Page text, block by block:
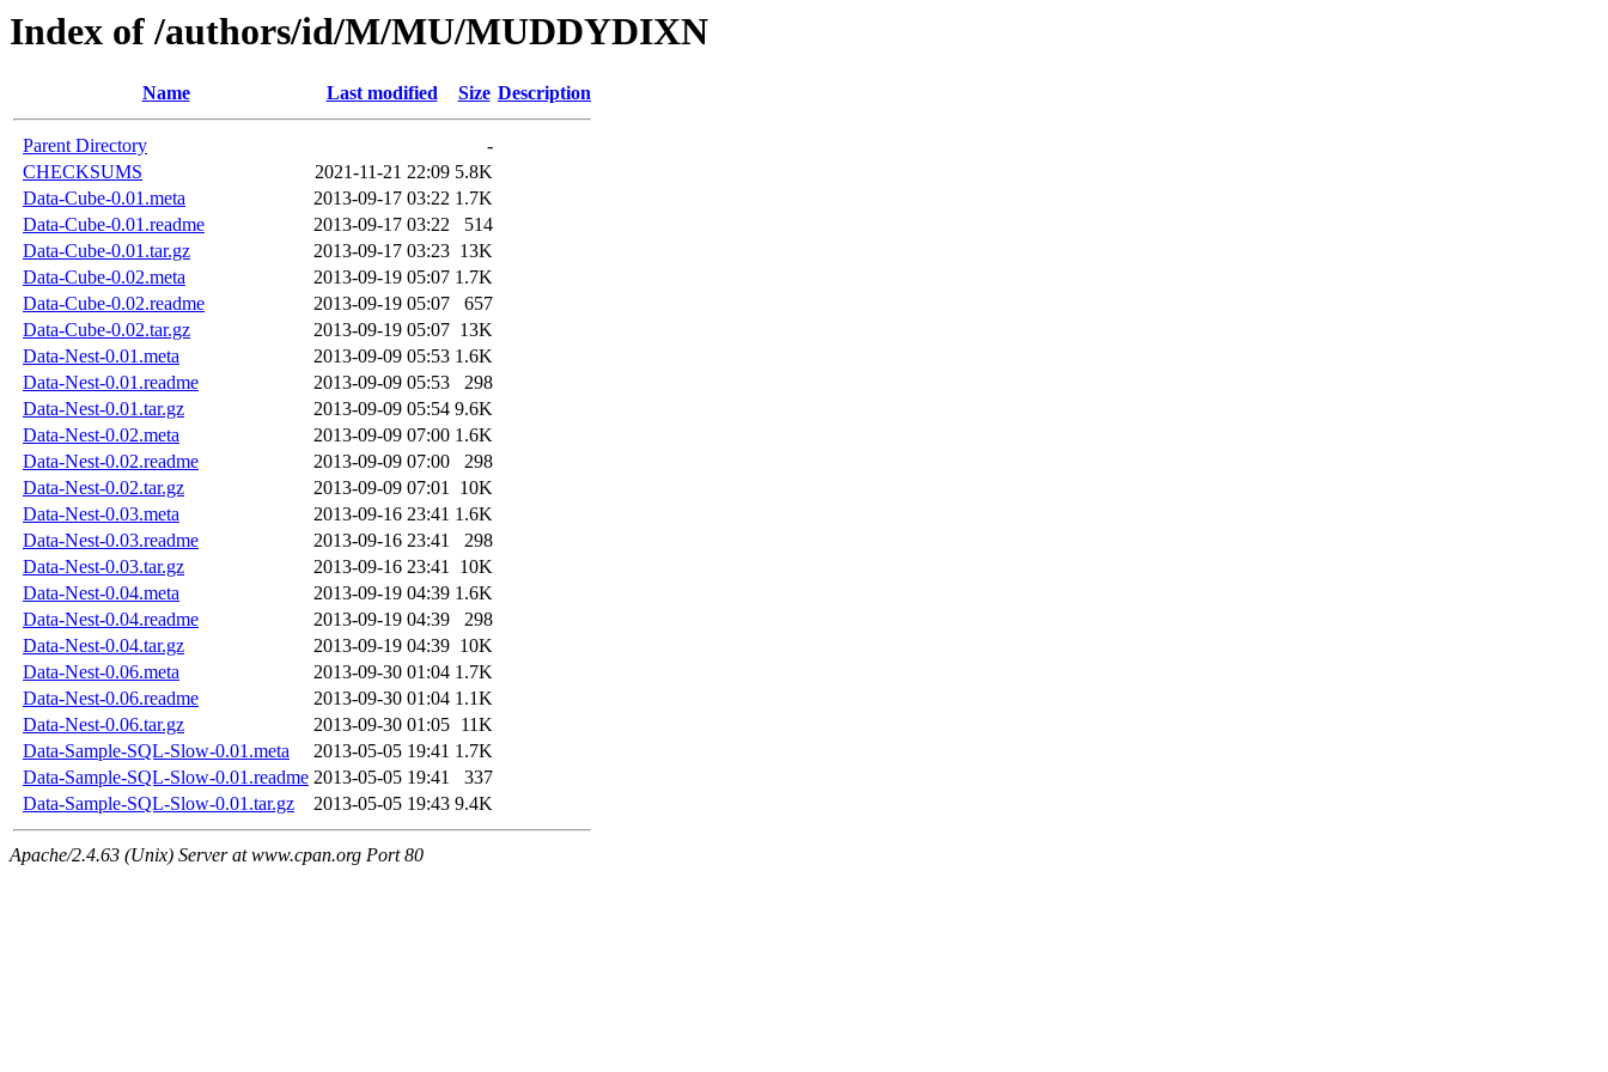
Index of /authors/id/M/MU/MUDDYDIXN
Name Last modified Size Description
Parent Directory
-
CHECKSUMS
2021-11-21 22:09 5.8K
Data-Cube-0.01.meta
2013-09-17 03:22 1.7K
Data-Cube-0.01.readme
2013-09-17 03:22
514
Data-Cube-0.01.tar.gz
2013-09-17 03:23 13K
Data-Cube-0.02.meta
2013-09-19 05:07 1.7K
Data-Cube-0.02.readme
2013-09-19 05:07
657
Data-Cube-0.02.tar.gz
2013-09-19 05:07 13K
Data-Nest-0.01.meta
2013-09-09 05:53 1.6K
Data-Nest-0.01.readme
2013-09-09 05:53
298
Data-Nest-0.01.tar.gz
2013-09-09 05:54 9.6K
Data-Nest-0.02.meta
2013-09-09 07:00 1.6K
Data-Nest-0.02.readme
2013-09-09 07:00
298
Data-Nest-0.02.tar.gz
2013-09-09 07:01 10K
Data-Nest-0.03.meta
2013-09-16 23:41 1.6K
Data-Nest-0.03.readme
2013-09-16 23:41
298
Data-Nest-0.03.tar.gz
2013-09-16 23:41 10K
Data-Nest-0.04.meta
2013-09-19 04:39 1.6K
Data-Nest-0.04.readme
2013-09-19 04:39
298
Data-Nest-0.04.tar.gz
2013-09-19 04:39 10K
Data-Nest-0.06.meta
2013-09-30 01:04 1.7K
Data-Nest-0.06.readme
2013-09-30 01:04 1.1K
Data-Nest-0.06.tar.gz
2013-09-30 01:05 11K
Data-Sample-SQL-Slow-0.01.meta
2013-05-05 19:41 1.7K
Data-Sample-SQL-Slow-0.01.readme 2013-05-05 19:41
337
Data-Sample-SQL-Slow-0.01.tar.gz
2013-05-05 19:43 9.4K
Apache/2.4.63 (Unix) Server at www.cpan.org Port 80